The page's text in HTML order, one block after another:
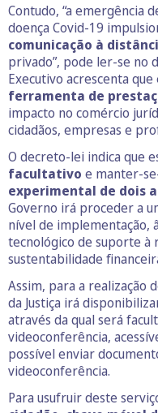
Contudo, “a emergência
doença Covid-19
comunicação à
privado”, pode ler-se no
Executivo acrescenta que
ferramenta de
impacto no comércio
cidadãos, empresas e
O decreto-lei indica que
facultativo e manter-
experimental de dois
Governo irá proceder a
nível de implementação,
tecnológico de suporte à
sustentabilidade
Assim, para a realização
da Justiça irá
através da qual será
videoconferência,
possível enviar
videoconferência.
Para usufruir deste